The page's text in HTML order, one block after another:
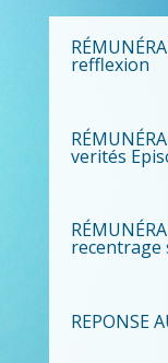
refflexion
verités
recentrage
REPONSE